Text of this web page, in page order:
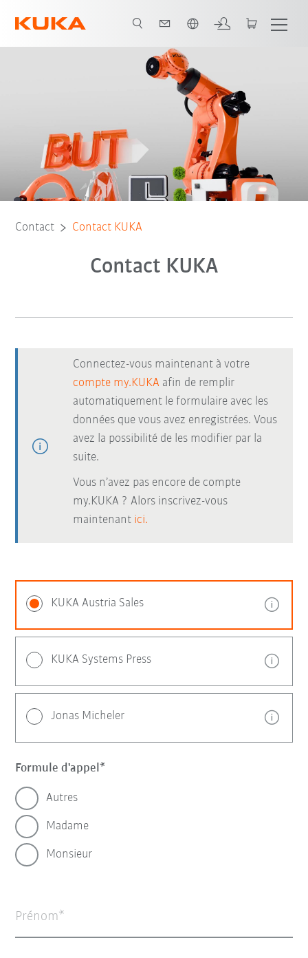
Contact Contact KUKA
Contact KUKA
Connectez-vous maintenant à votre
compte my.KUKA afin de remplir
automatiquement le formulaire avec les
données que vous avez enregistrées. Vous
avez la possibilité de les modifier par la
suite.
Vous n’avez pas encore de compte
my.KUKA ? Alors inscrivez-vous
maintenant ici.
KUKA Austria Sales
KUKA Systems Press
Jonas Micheler
Formule d'appel
Autres
Madame
Monsieur
Prénom